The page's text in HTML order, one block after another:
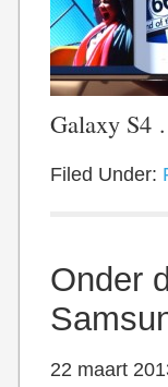
Galaxy
Filed Under:
Onder
22 maart